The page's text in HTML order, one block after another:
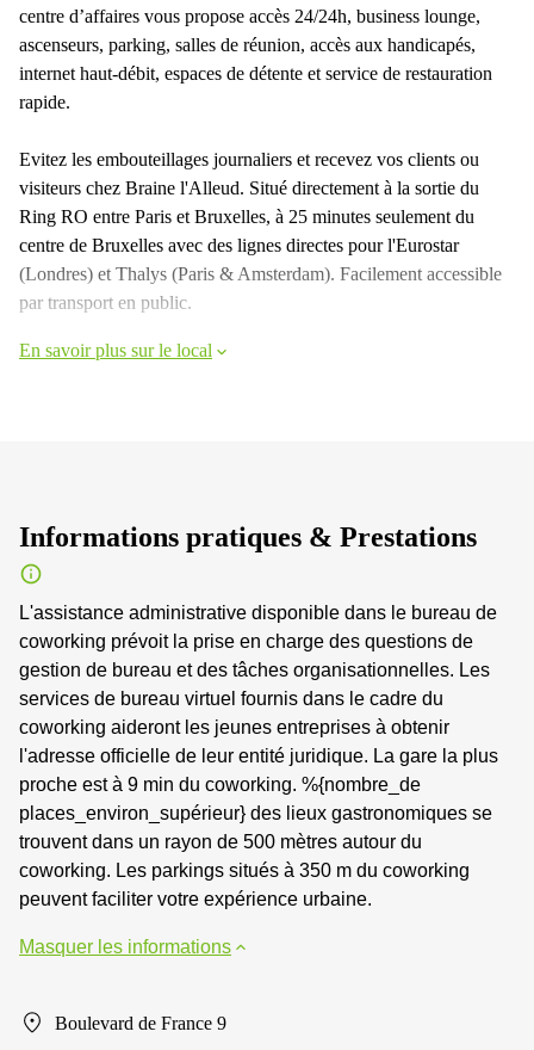
centre d’affaires vous propose accès 24/24h, business lounge,
ascenseurs, parking, salles de réunion, accès aux handicapés,
internet haut-débit, espaces de détente et service de restauration
rapide.
Evitez les embouteillages journaliers et recevez vos clients ou
visiteurs chez Braine l'Alleud. Situé directement à la sortie du
Ring RO entre Paris et Bruxelles, à 25 minutes seulement du
centre de Bruxelles avec des lignes directes pour l'Eurostar
(Londres) et Thalys (Paris & Amsterdam). Facilement accessible
par transport en public.
En savoir plus sur le local
Informations pratiques & Prestations
L'assistance administrative disponible dans le bureau de
coworking prévoit la prise en charge des questions de
gestion de bureau et des tâches organisationnelles. Les
services de bureau virtuel fournis dans le cadre du
coworking aideront les jeunes entreprises à obtenir
l'adresse officielle de leur entité juridique. La gare la plus
proche est à 9 min du coworking. %{nombre_de
places_environ_supérieur} des lieux gastronomiques se
trouvent dans un rayon de 500 mètres autour du
coworking. Les parkings situés à 350 m du coworking
peuvent faciliter votre expérience urbaine.
Masquer les informations
Boulevard de France 9